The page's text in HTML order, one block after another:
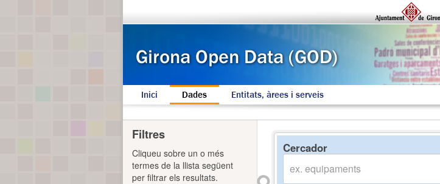
Inici Dades Entitats, àrees i serveis
Cercador
Filtres
Cliqueu sobre un o més
termes de la llista següent
per filtrar els resultats.